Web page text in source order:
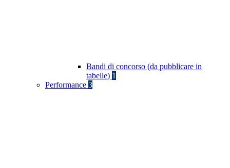
Bandi di concorso (da pubblicare in
tabelle) 1
Performance 3